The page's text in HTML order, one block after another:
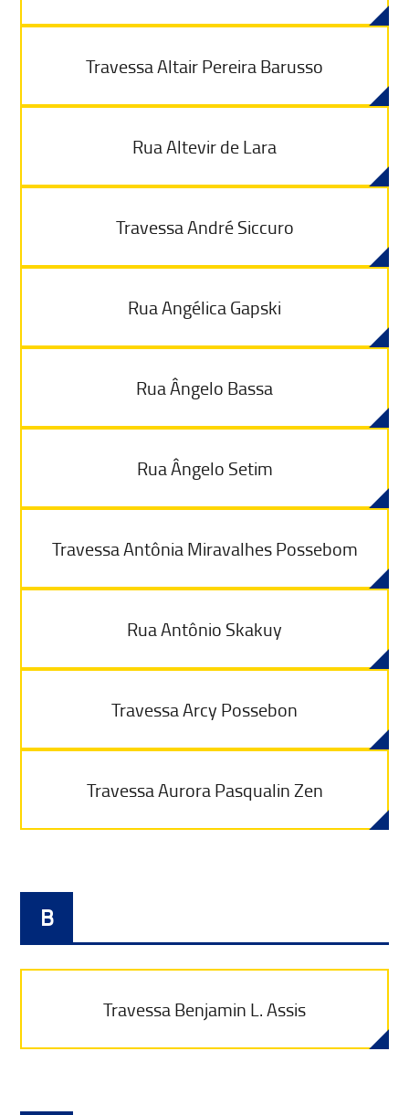
Travessa Altair Pereira Barusso
Rua Altevir de Lara
Travessa André Siccuro
Rua Angélica Gapski
Rua Ângelo Bassa
Rua Ângelo Setim
Travessa Antônia Miravalhes Possebom
Rua Antônio Skakuy
Travessa Arcy Possebon
Travessa Aurora Pasqualin Zen
B
Travessa Benjamin L. Assis